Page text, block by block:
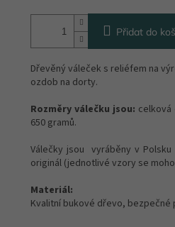
Přidat do
Dřevěný váleček s reliéfem na
ozdob na dorty.
Rozměry válečku jsou: celková
650 gramů.
Válečky jsou vyráběny v
originál (jednotlivé vzory se
Materiál:
Kvalitní bukové dřevo,